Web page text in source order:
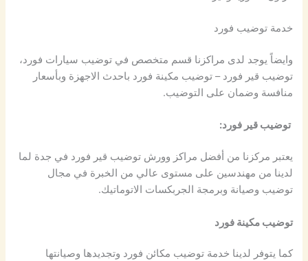
خدمة توضيب فورد
وايضاً يوجد لدى مراكزنا قسم متخصص في توضيب سيارات فورد،
توضيب قير فورد – توضيب مكينة فورد باحدث الاجهزة وبأسعار
منافسة وضمان على التوضيب.
توضيب قير فورد:
يعتبر مركزنا من أفضل مراكز وورش توضيب قير فورد في جدة لما
لدينا من مهندسين على مستوى عالي من الخبرة في مجال
توضيب وصيانة وبرمجة الجربكسات الاتوماتيك.
توضيب مكينة فورد
كما يتوفر لدينا خدمة توضيب مكائن فورد وتجديدها وصيانتها